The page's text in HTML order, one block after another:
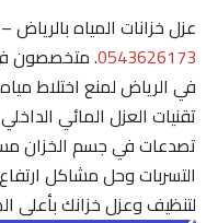
عزل خزانات المياه بالرياض –
0543626173. متخصصون في
في الرياض لمنع اختلاط مياه
تقنيات العزل المائي
تصدعات في جسم الخزان
التسربات وحل مشاكل ارتفاع
لتنظيف وعزل خزانك بأعلى